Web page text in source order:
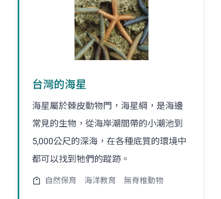
台灣的海星
海星屬於棘皮動物門，海星綱，是海邊
常見的生物，從海岸潮間帶的小潮池到
5,000公尺的深海，在各種底質的環境中
都可以找到牠們的蹤跡。
自然保育 海洋教育 無脊椎動物